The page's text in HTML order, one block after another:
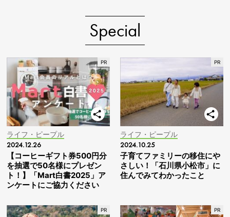
Special
ライフ・ピープル
2024.12.26
【コーヒーギフト券500円分
を抽選で50名様にプレゼン
ト！】「Mart白書2025」ア
ンケートにご協力ください
ライフ・ピープル
2024.10.25
子育てファミリーの移住にや
さしい！「石川県小松市」に
住んでみてわかったこと